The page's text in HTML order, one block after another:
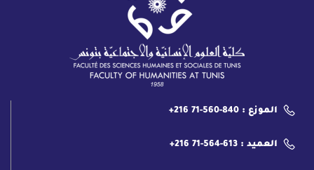
الموزع : 840-560-71 216+
العميد : 613-564-71 216+